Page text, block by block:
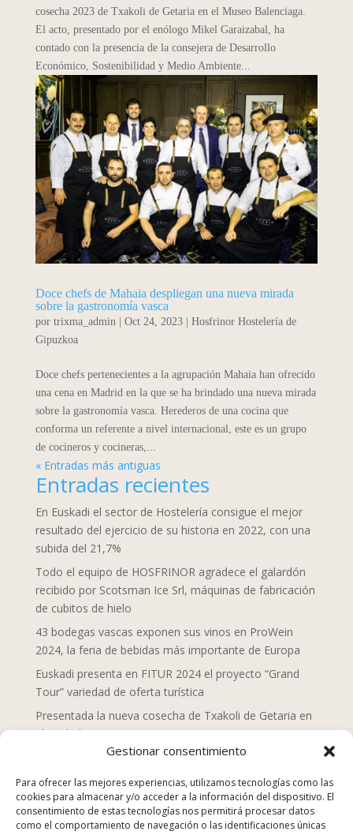
Gestionar consentimiento
Para ofrecer las mejores experiencias, utilizamos tecnologías como las
cookies para almacenar y/o acceder a la información del dispositivo. El
consentimiento de estas tecnologías nos permitirá procesar datos
como el comportamiento de navegación o las identificaciones únicas
cosecha 2023 de Txakoli de Getaria en el Museo Balenciaga.
El acto, presentado por el enólogo Mikel Garaizabal, ha
contado con la presencia de la consejera de Desarrollo
Económico, Sostenibilidad y Medio Ambiente...
Doce chefs de Mahaia despliegan una nueva mirada
sobre la gastronomía vasca
por trixma_admin | Oct 24, 2023| Hosfrinor Hostelería de
Gipuzkoa
Doce chefs pertenecientes a la agrupación Mahaia han ofrecido
una cena en Madrid en la que se ha brindado una nueva mirada
sobre la gastronomía vasca. Herederos de una cocina que
conforma un referente a nivel internacional, este es un grupo
de cocineros y cocineras,...
« Entradas más antiguas
Entradas recientes
En Euskadi el sector de Hostelería consigue el mejor
resultado del ejercicio de su historia en 2022, con una
subida del 21,7%
Todo el equipo de HOSFRINOR agradece el galardón
recibido por Scotsman Ice Srl, máquinas de fabricación
de cubitos de hielo
43 bodegas vascas exponen sus vinos en ProWein
2024, la feria de bebidas más importante de Europa
Euskadi presenta en FITUR 2024 el proyecto “Grand
Tour” variedad de oferta turística
Presentada la nueva cosecha de Txakoli de Getaria en
el Txakolin Eguna 2024
Doce chefs de Mahaia despliegan una nueva mirada
sobre la gastronomía vasca
San Sebastián Gastronomika Euskadi Basque Country
2023, campaña “La comida no se tira”